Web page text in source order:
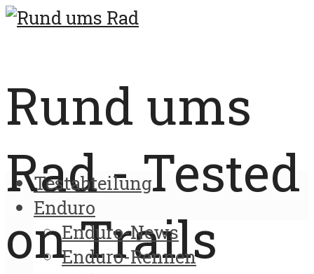
Rund ums
Rad - Tested
on Trails
Testabteilung
Enduro
Enduro-News
Enduro-Rennen